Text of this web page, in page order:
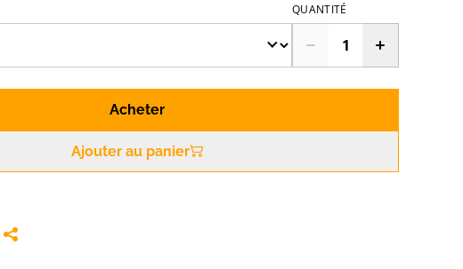
QUANTITÉ
Acheter
Ajouter au panier